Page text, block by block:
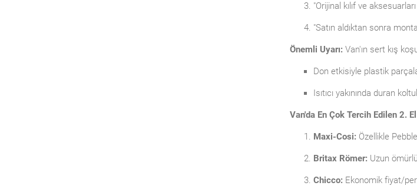
"Orijinal kılıf ve
"Satın aldıktan sonra
Önemli Uyarı: Van'ın sert kış
Don etkisiyle plastik
Isıtıcı yakınında duran
Van'da En Çok Tercih Edilen 2.
Maxi-Cosi: Özellikle
Britax Römer: Uzun
Chicco: Ekonomik fiyat/